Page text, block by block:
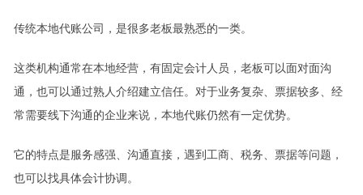
传统本地代账公司，是很多老板最熟悉的一类。
这类机构通常在本地经营，有固定会计人员，老板可以面对面沟
通，也可以通过熟人介绍建立信任。对于业务复杂、票据较多、经
常需要线下沟通的企业来说，本地代账仍然有一定优势。
它的特点是服务感强、沟通直接，遇到工商、税务、票据等问题，
也可以找具体会计协调。